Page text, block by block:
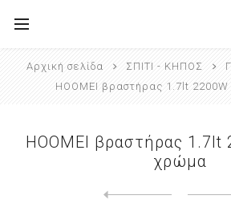
Αρχική σελίδα ΣΠΙΤΙ - ΚΗΠΟΣ
HOOMEI βραστήρας 1.7lt
HOOMEI βραστήρας 1.7lt
χρώμα